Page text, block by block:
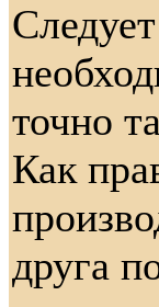
точно
Как
друга